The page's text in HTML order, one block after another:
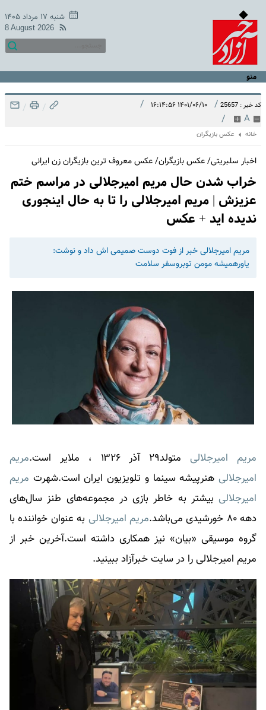
شنبه ۱۷ مرداد ۱۴۰۵
8 August 2026
منو
کد خبر : 25657 / ۱۴۰۱/۰۶/۱۰ ۱۶:۱۴:۵۶ /
A
/
/
/
خانه عکس بازیگران
اخبار سلبریتی/ عکس بازیگران/ عکس معروف ترین بازیگران زن ایرانی
خراب شدن حال مریم امیرجلالی در مراسم ختم
عزیزش | مریم امیرجلالی را تا به حال اینجوری
ندیده اید + عکس
مریم امیرجلالی خبر از فوت دوست صمیمی اش داد و نوشت:
یاورهمیشه مومن توبروسفر سلامت
مریم امیرجلالیمتولد۲۹ آذر ۱۳۲۶ ، ملایر است.
مریم
امیرجلالی هنرپیشه سینما و تلویزیون ایران است.شهرت مریم
امیرجلالی بیشتر به خاطر بازی در مجموعه‌های طنز سال‌های
دهه ۸۰ خورشیدی می‌باشد.
مریم امیرجلالی به عنوان خواننده با
گروه موسیقی «بیان» نیز همکاری داشته ‌است.آخرین خبر از
مریم امیرجلالیرا در سایت خبرآزاد ببینید.